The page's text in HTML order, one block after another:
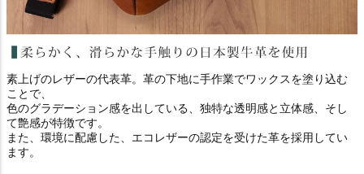
素上げのレザーの代表革。革の下地に手作業でワックスを塗り込む
ことで、
色のグラデーション感を出している、独特な透明感と立体感、そし
て艶感が特徴です。
また、環境に配慮した、エコレザーの認定を受けた革を採用してい
ます。